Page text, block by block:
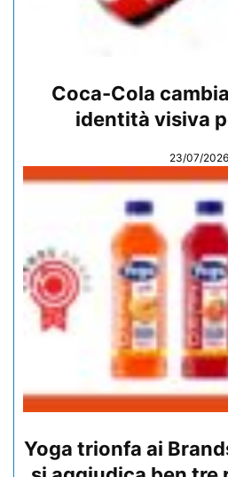
Coca-Cola
identità visiva
23/07/2026
Yoga trionfa ai